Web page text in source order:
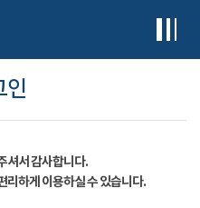
인
셔서 감사합니다.
리하게 이용하실 수 있습니다.